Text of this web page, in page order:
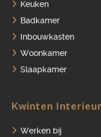
Keuken
Badkamer
Inbouwkasten
Woonkamer
Slaapkamer
Kwinten
Werken bijSERVICE